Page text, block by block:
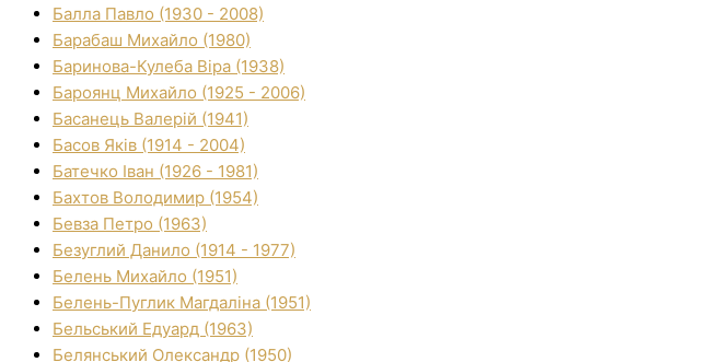
Балла Павло (1930 - 2008)
Барабаш Михайло (1980)
Баринова-Кулеба Віра (1938)
Бароянц Михайло (1925 - 2006)
Басанець Валерій (1941)
Басов Яків (1914 - 2004)
Батечко Іван (1926 - 1981)
Бахтов Володимир (1954)
Бевза Петро (1963)
Безуглий Данило (1914 - 1977)
Белень Михайло (1951)
Белень-Пуглик Магдаліна (1951)
Бельський Едуард (1963)
Белянський Олександр (1950)